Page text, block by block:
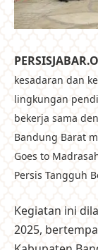
kesadaran dan
lingkungan
bekerja sama
Bandung Barat
Goes to
Persis Tangguh
Kegiatan ini
2025,